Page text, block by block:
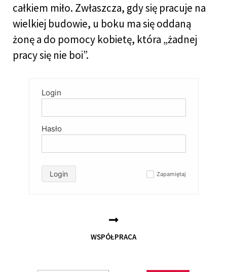
całkiem miło. Zwłaszcza, gdy się pracuje na
wielkiej budowie, u boku ma się oddaną
żonę a do pomocy kobietę, która „żadnej
pracy się nie boi”.
Login
Hasło
Zapamiętaj
Login
WSPÓŁPRACA